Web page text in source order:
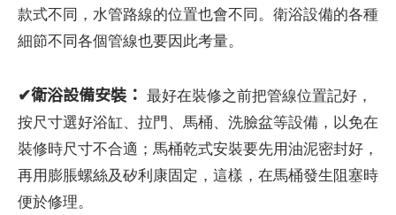
款式不同，水管路線的位置也會不同。衛浴設備的各種
細節不同各個管線也要因此考量。
✔衛浴設備安裝： 最好在裝修之前把管線位置記好，
按尺寸選好浴缸、拉門、馬桶、洗臉盆等設備，以免在
裝修時尺寸不合適；馬桶乾式安裝要先用油泥密封好，
再用膨脹螺絲及矽利康固定，這樣，在馬桶發生阻塞時
便於修理。